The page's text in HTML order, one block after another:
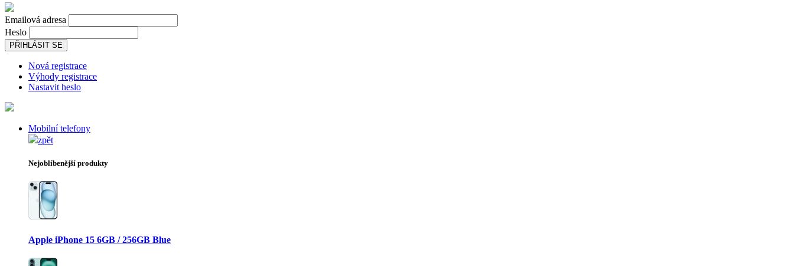
Emailová adresa
Heslo
PŘIHLÁSIT SE
Nová registrace
Výhody registrace
Nastavit heslo
Mobilní telefony
zpět
Nejoblíbenější produkty
Apple iPhone 15 6GB / 256GB Blue